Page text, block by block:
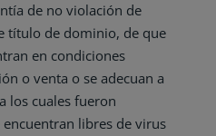
de no violación de
título de dominio, de que
en condiciones
o venta o se adecuan a
los cuales fueron
libres de virus